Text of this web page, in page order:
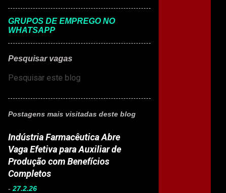
GRUPOS DE EMPREGO NO
WHATSAPP
Pesquisar vagas
Postagens mais visitadas deste blog
Indústria Farmacêutica Abre
Vaga Efetiva para Auxiliar de
Produção com Benefícios
Completos
-27.2.26